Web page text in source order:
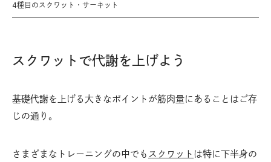
4種目のスクワット・サーキット
スクワットで代謝を上げよう
基礎代謝を上げる大きなポイントが筋肉量にあることはご存
じの通り。
さまざまなトレーニングの中でも スクワット は特に下半身の